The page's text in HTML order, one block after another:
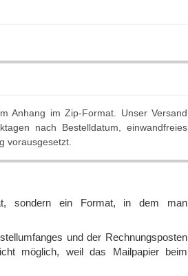
Anhang im Zip-Format. Unser Versand
nach Bestelldatum, einwandfreies
vorausgesetzt.
sondern ein Format, in dem man
und der Rechnungsposten
möglich, weil das Mailpapier beim